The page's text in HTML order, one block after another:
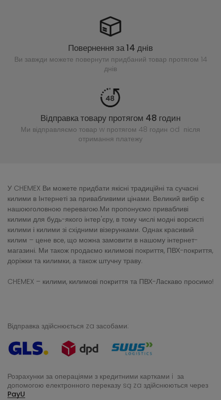
Повернення за 14 днів
Ви завжди можете повернути придбаний товар протягом 14
днів
Відправка товару протягом 48 годин
Ми відправляємо товар w протягом 48 годин od після
отримання платежу
У CHEMEX Ви можете придбати якісні традиційні та сучасні
килими в Інтернеті за привабливими цінами. Великий вибір є
нашоюголовною перевагою.Ми пропонуємо привабливі
килими для будь-якого інтер'єру, в тому числі модні ворсисті
килими і килими зі східними візерунками. Однак красивий
килим – цене все, що можна замовити в нашому інтернет-
магазині. Ми також продаємо килимові покриття, ПВХ-покриття,
доріжки та килимки, а також штучну траву.
CHEMEX – килими, килимові покриття та ПВХ-Ласкаво просимо!
Відправка здійснюється za засобами:
Розрахунки за операціями з кредитними картками i за
допомогою електронного переказу są za здійснюються через
PayU